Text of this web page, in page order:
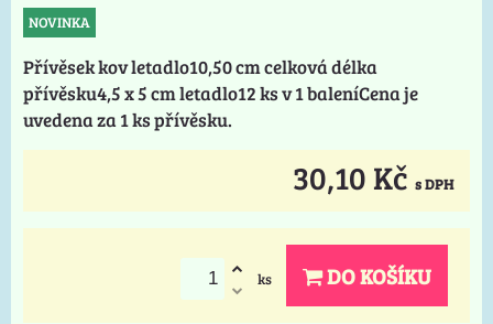
NOVINKA
Přívěsek kov letadlo10,50 cm celková délka
přívěsku4,5 x 5 cm letadlo12 ks v 1 baleníCena je
uvedena za 1 ks přívěsku.
30,10 Kč s DPH
ks DO KOŠÍKU